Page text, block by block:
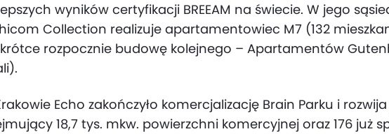
wyników certyfikacji BREEAM na świecie. W jego
Collection realizuje apartamentowiec M7 (132
rozpocznie budowę kolejnego – Apartamentów
Echo zakończyło komercjalizację Brain Parku i
18,7 tys. mkw. powierzchni komercyjnej oraz 176 już